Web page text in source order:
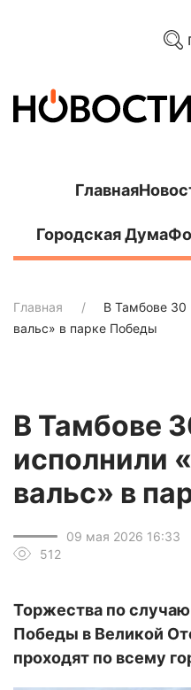
Главная
Городская Дума
Главная
В Тамбове 30
вальс» в парке Победы
В Тамбове
исполнили
вальс» в
09 мая 2026 16:33
512
Торжества по
Победы в Великой
проходят по всему